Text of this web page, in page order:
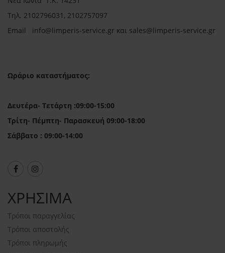
Τηλ. 2102796031, 2102757097
Email info@limperis-service.gr και sales@limperis-service.gr
Ωράριο καταστήματος:
Δευτέρα- Τετάρτη :09:00-15:00
Τρίτη- Πέμπτη- Παρασκευή 09:00-18:00
Σάββατο : 09:00-14:00
ΧΡΗΣΙΜΑ
Τρόποι παραγγελίας
Τρόποι αποστολής
Τρόποι πληρωμής